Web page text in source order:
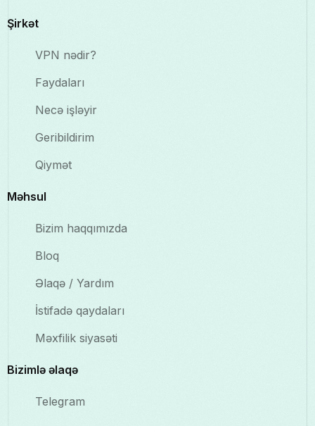
Şirkət
VPN nədir?
Faydaları
Necə işləyir
Geribildirim
Qiymət
Məhsul
Bizim haqqımızda
Bloq
Əlaqə / Yardım
İstifadə qaydaları
Məxfilik siyasəti
Bizimlə əlaqə
Telegram